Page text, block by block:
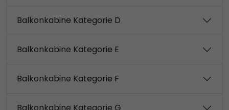
Balkonkabine Kategorie D
Balkonkabine Kategorie E
Balkonkabine Kategorie F